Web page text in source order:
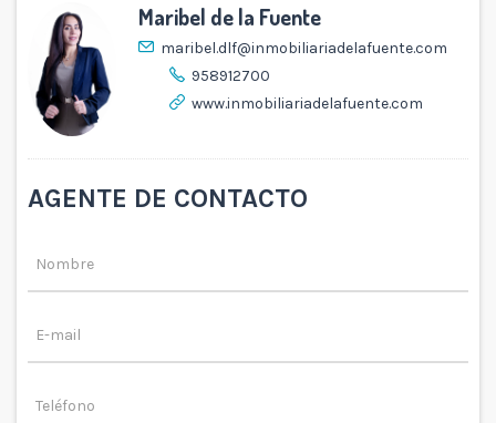
Maribel de la Fuente
maribel.dlf@inmobiliariadelafuente.com
958912700
www.inmobiliariadelafuente.com
AGENTE DE CONTACTO